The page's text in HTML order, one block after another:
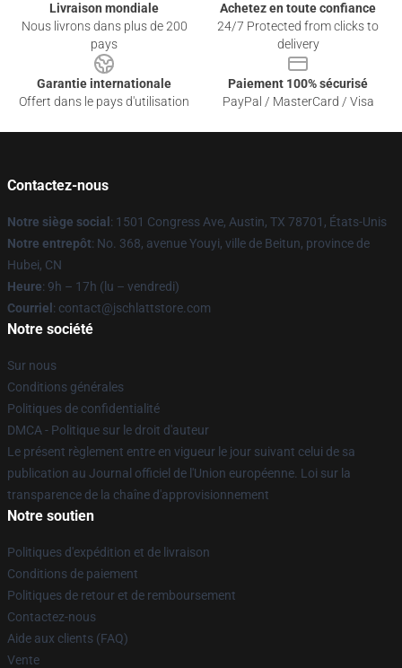
Livraison mondiale
Nous livrons dans plus de 200
pays
Achetez en toute confiance
24/7 Protected from clicks to
delivery
Garantie internationale
Offert dans le pays d'utilisation
Paiement 100% sécurisé
PayPal / MasterCard / Visa
Contactez-nous
Notre siège social : 1501 Congress Ave, Austin, TX 78701, États-Unis
Notre entrepôt: No. 368, avenue Youyi, ville de Beitun, province de
Hubei, CN
Heure: 9h – 17h (lu – vendredi)
Courriel : contact@jschlattstore.com
Notre société
Sur nous
Conditions générales
Politiques de confidentialité
DMCA - Politique sur le droit d'auteur
Le présent règlement entre en vigueur le jour suivant celui de sa
publication au Journal officiel de l'Union européenne. Loi sur la
transparence de la chaîne d'approvisionnement
Notre soutien
Politiques d'expédition et de livraison
Conditions de paiement
Politiques de retour et de remboursement
Contactez-nous
Aide aux clients (FAQ)
Vente